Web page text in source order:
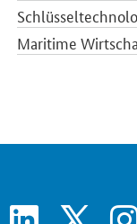
Maritime
linkedin